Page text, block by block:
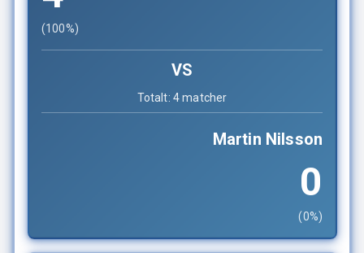
(100%)
VS
Totalt: 4 matcher
Martin Nilsson
0
(0%)